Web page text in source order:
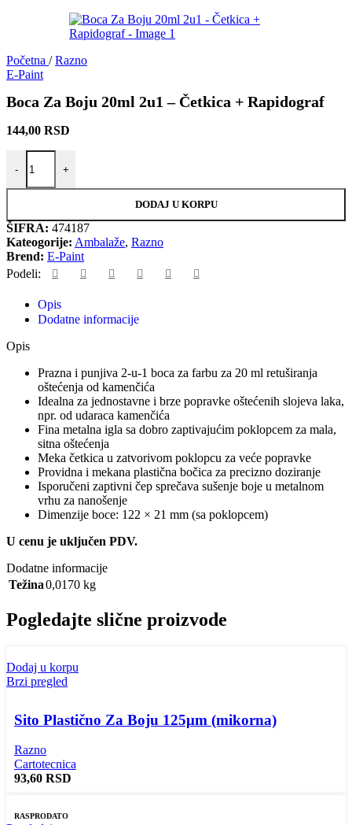
Početna / Razno
E-Paint
Boca Za Boju 20ml 2u1 – Četkica + Rapidograf
144,00 RSD
- +
DODAJ U KORPU
ŠIFRA: 474187
Kateogorije: Ambalaže, Razno
Brend: E-Paint
Podeli:
Opis
Dodatne informacije
Opis
Prazna i punjiva 2-u-1 boca za farbu za 20 ml retuširanja
oštećenja od kamenčića
Idealna za jednostavne i brze popravke oštećenih slojeva laka,
npr. od udaraca kamenčića
Fina metalna igla sa dobro zaptivajućim poklopcem za mala,
sitna oštećenja
Meka četkica u zatvorivom poklopcu za veće popravke
Providna i mekana plastična bočica za precizno doziranje
Isporučeni zaptivni čep sprečava sušenje boje u metalnom
vrhu za nanošenje
Dimenzije boce: 122 × 21 mm (sa poklopcem)
U cenu je uključen PDV.
Dodatne informacije
Težina0,0170 kg
Pogledajte slične proizvode
Dodaj u korpu
Brzi pregled
Sito Plastično Za Boju 125μm (mikorna)
Razno
Cartotecnica
93,60 RSD
RASPRODATO